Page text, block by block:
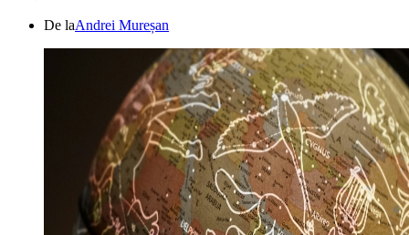
De laAndrei Mureșan